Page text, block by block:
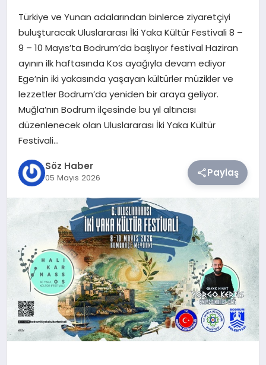
SAĞLIK
DÜNYA
TEKNOLOJI
SIYASET
YAŞAM
Türkiye ve Yunan adalarından binlerce ziyaretçiyi
buluşturacak Uluslararası İki Yaka Kültür Festivali 8 –
9 – 10 Mayıs’ta Bodrum’da başlıyor festival Haziran
ayının ilk haftasında Kos ayağıyla devam ediyor
Ege’nin iki yakasında yaşayan kültürler müzikler ve
lezzetler Bodrum’da yeniden bir araya geliyor.
Muğla’nın Bodrum ilçesinde bu yıl altıncısı
düzenlenecek olan Uluslararası İki Yaka Kültür
Festivali…
Söz Haber
05 Mayıs 2026 Paylaş